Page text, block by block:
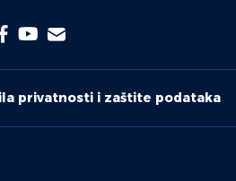
privatnosti i zaštite podataka